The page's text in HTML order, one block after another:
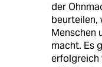
der
beurteilen,
Menschen
macht. Es
erfolgreich